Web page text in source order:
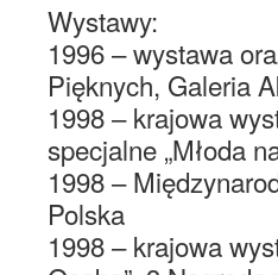
Wystawy:
1996 – wystawa
Pięknych, Galeria
1998 – krajowa
specjalne „Młoda
1998 –
Polska
1998 – krajowa